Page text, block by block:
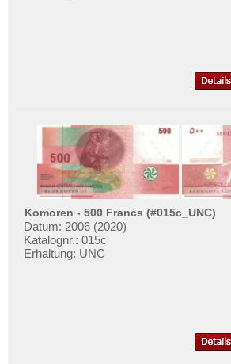
Komoren - 500 Francs (#015c_UNC)
Datum: 2006 (2020)
Katalognr.: 015c
Erhaltung: UNC